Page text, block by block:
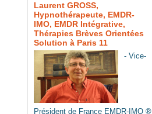
Laurent GROSS,
Hypnothérapeute, EMDR-
IMO, EMDR Intégrative,
Thérapies Brèves Orientées
Solution à Paris 11
- Vice-
Président de France EMDR-IMO ®